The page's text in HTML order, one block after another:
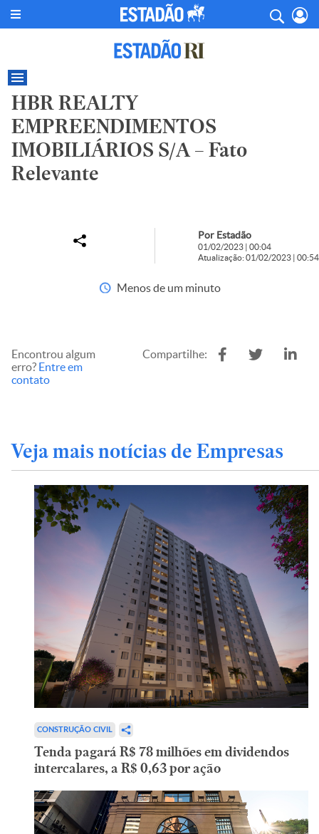
HBR REALTY
EMPREENDIMENTOS
IMOBILIÁRIOS S/A – Fato
Relevante
Por Estadão
01/02/2023 | 00:04
Atualização: 01/02/2023 | 00:54
Menos de um minuto
Encontrou algum
erro? Entre em
contato
Compartilhe:
Veja mais notícias de Empresas
CONSTRUÇÃO CIVIL
Tenda pagará R$ 78 milhões em dividendos
intercalares, a R$ 0,63 por ação